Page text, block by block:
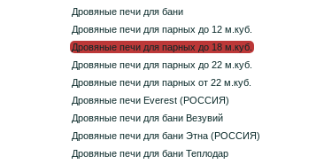
Дровяные печи для бани
Дровяные печи для парных до 12 м.куб.
Дровяные печи для парных до 18 м.куб.
Дровяные печи для парных до 22 м.куб.
Дровяные печи для парных от 22 м.куб.
Дровяные печи Everest (РОССИЯ)
Дровяные печи для бани Везувий
Дровяные печи для бани Этна (РОССИЯ)
Дровяные печи для бани Теплодар